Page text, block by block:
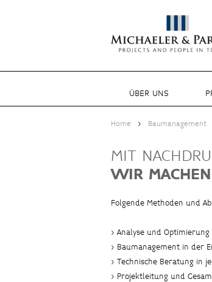
ÜBER UNS
Home > Baumanagement
MIT
WIR
Folgende Methoden und
> Analyse und
> Baumanagement in der
> Technische Beratung in
> Projektleitung und